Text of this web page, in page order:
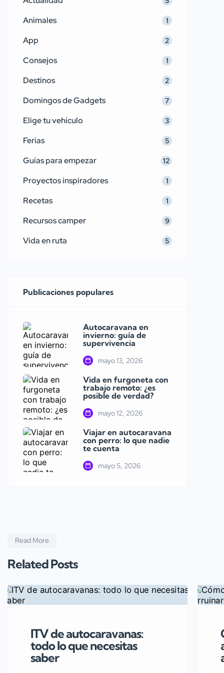
Animales 1
App 2
Consejos 1
Destinos 2
Domingos de Gadgets 7
Elige tu vehículo 3
Ferias 5
Guías para empezar 12
Proyectos inspiradores 1
Recetas 1
Recursos camper 9
Vida en ruta 5
Publicaciones populares
Autocaravana en
invierno: guía de
supervivencia
mayo 13, 2026
Vida en furgoneta con
trabajo remoto: ¿es
posible de verdad?
mayo 12, 2026
Viajar en autocaravana
con perro: lo que nadie
te cuenta
mayo 5, 2026
Read More
Related Posts
ITV de autocaravanas:
todo lo que necesitas
saber